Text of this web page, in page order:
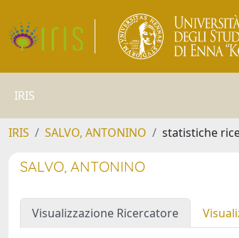
IRIS
IRIS SALVO, ANTONINO statistiche
SALVO, ANTONINO
Visualizzazione Ricercatore